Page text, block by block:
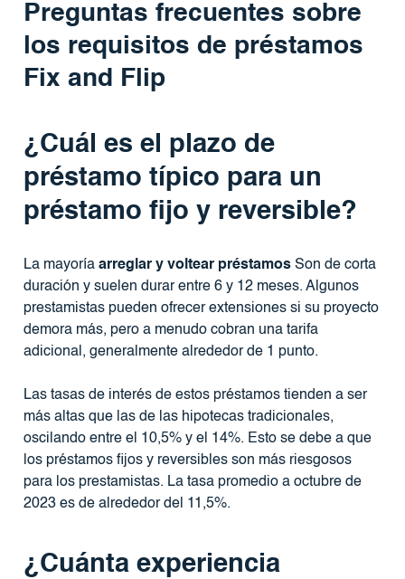
Preguntas frecuentes sobre
los requisitos de préstamos
Fix and Flip
¿Cuál es el plazo de
préstamo típico para un
préstamo fijo y reversible?
La mayoría arreglar y voltear préstamosSon de corta
duración y suelen durar entre 6 y 12 meses. Algunos
prestamistas pueden ofrecer extensiones si su proyecto
demora más, pero a menudo cobran una tarifa
adicional, generalmente alrededor de 1 punto.
Las tasas de interés de estos préstamos tienden a ser
más altas que las de las hipotecas tradicionales,
oscilando entre el 10,5% y el 14%. Esto se debe a que
los préstamos fijos y reversibles son más riesgosos
para los prestamistas. La tasa promedio a octubre de
2023 es de alrededor del 11,5%.
¿Cuánta experiencia